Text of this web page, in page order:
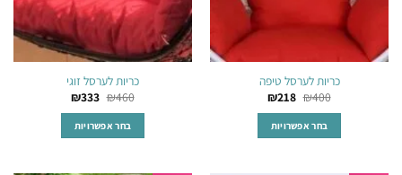
המוצר
כריות לערסל טיפה
₪400
₪218
בחר אפשרויות
כריות לערסל זוגי
₪460
₪333
בחר אפשרויות